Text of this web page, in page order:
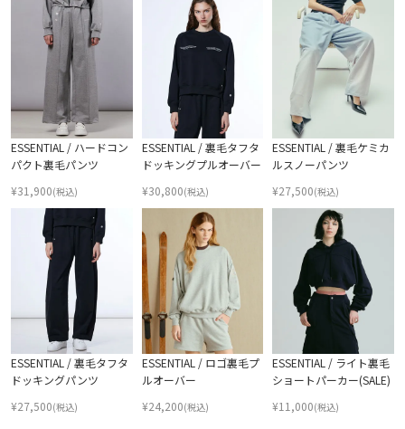
ESSENTIAL / ハードコン
パクト裏毛パンツ
¥31,900(税込)
ESSENTIAL / 裏毛タフタ
ドッキングプルオーバー
¥30,800(税込)
ESSENTIAL / 裏毛ケミカ
ルスノーパンツ
¥27,500(税込)
ESSENTIAL / 裏毛タフタ
ドッキングパンツ
¥27,500(税込)
ESSENTIAL / ロゴ裏毛プ
ルオーバー
¥24,200(税込)
ESSENTIAL / ライト裏毛
ショートパーカー(SALE)
¥11,000(税込)